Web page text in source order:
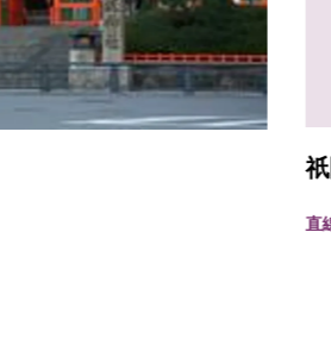
祇園の御神水
直線距離 : 0.1km